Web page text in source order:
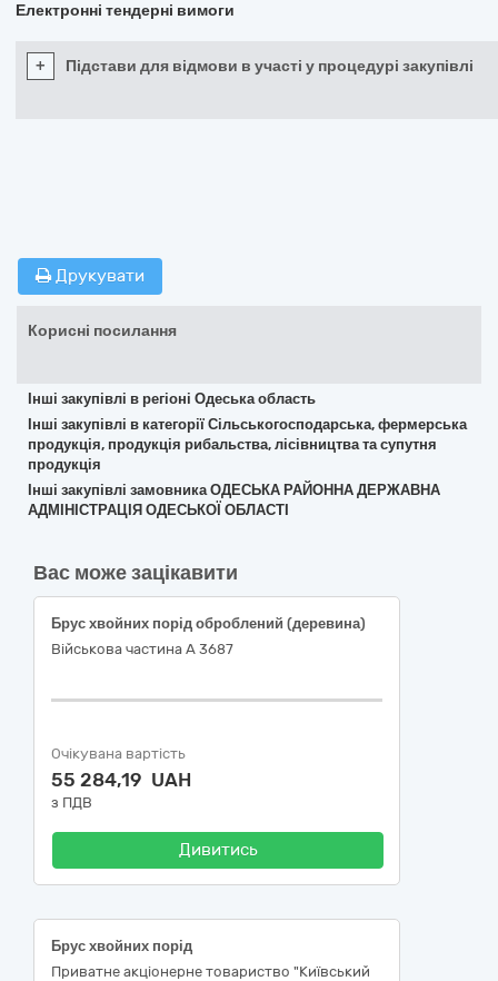
Електронні тендерні вимоги
+ Підстави для відмови в участі у процедурі закупівлі
Друкувати
Корисні посилання
Інші закупівлі в регіоні Одеська область
Інші закупівлі в категорії Сільськогосподарська, фермерська
продукція, продукція рибальства, лісівництва та супутня
продукція
Інші закупівлі замовника ОДЕСЬКА РАЙОННА ДЕРЖАВНА
АДМІНІСТРАЦІЯ ОДЕСЬКОЇ ОБЛАСТІ
Вас може зацікавити
Брус хвойних порід оброблений (деревина)
Військова частина А 3687
Очікувана вартість
55 284,19 UAH
з ПДВ
Дивитись
Брус хвойних порід
Приватне акціонерне товариство "Київський